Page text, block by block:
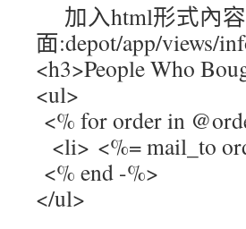
加入html形式內
面:depot/app/views/
<h3>People Who
<ul>
<% for order in
<li> <%= mail_to
<% end -%>
</ul>